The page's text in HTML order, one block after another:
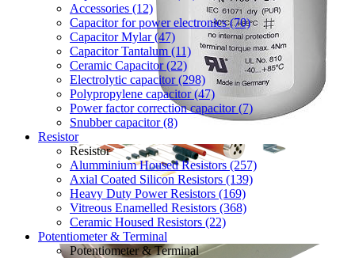
Accessories (12)
Capacitor for power electronics (70)
Capacitor Mylar (47)
Capacitor Tantalum (11)
Ceramic Capacitor (22)
Electrolytic capacitor (298)
Polypropylene capacitor (47)
Power factor correction capacitor (7)
Snubber capacitor (8)
Resistor
Resistor
Alumminium Housed Resistors (257)
Axial Coated Silicon Resistors (139)
Heavy Duty Power Resistors (169)
Vitreous Enamelled Resistors (368)
Ceramic Housed Resistors (22)
Potentiometer & Terminal
Potentiometer & Terminal